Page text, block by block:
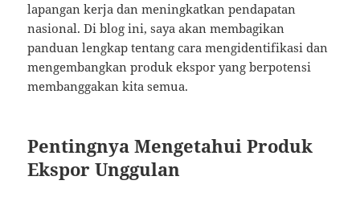
lapangan kerja dan meningkatkan pendapatan
nasional. Di blog ini, saya akan membagikan
panduan lengkap tentang cara mengidentifikasi dan
mengembangkan produk ekspor yang berpotensi
membanggakan kita semua.
Pentingnya Mengetahui Produk
Ekspor Unggulan